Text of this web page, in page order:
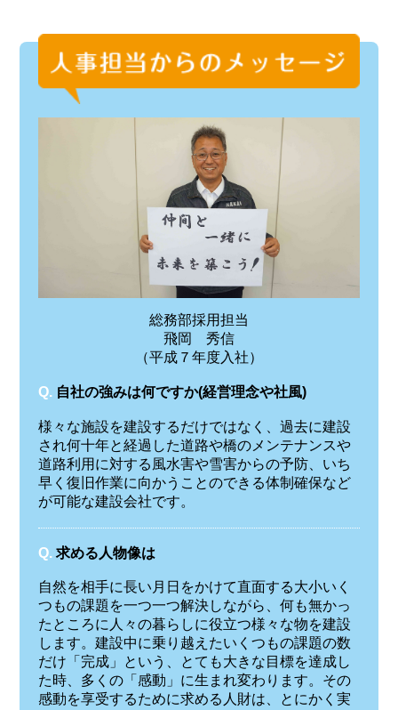
総務部採用担当
飛岡 秀信
（平成７年度入社）
Q. 自社の強みは何ですか(経営理念や社風)
様々な施設を建設するだけではなく、過去に建設
され何十年と経過した道路や橋のメンテナンスや
道路利用に対する風水害や雪害からの予防、いち
早く復旧作業に向かうことのできる体制確保など
が可能な建設会社です。
Q. 求める人物像は
自然を相手に長い月日をかけて直面する大小いく
つもの課題を一つ一つ解決しながら、何も無かっ
たところに人々の暮らしに役立つ様々な物を建設
します。建設中に乗り越えたいくつもの課題の数
だけ「完成」という、とても大きな目標を達成し
た時、多くの「感動」に生まれ変わります。その
感動を享受するために求める人財は、とにかく実